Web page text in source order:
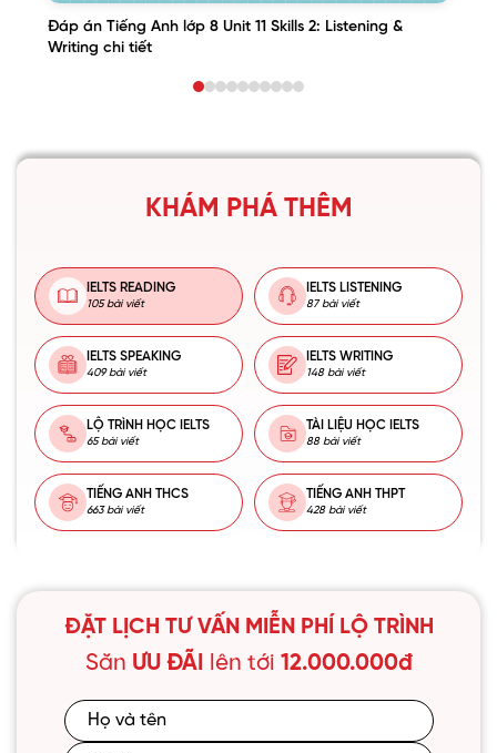
Đáp án Tiếng Anh lớp 8 Unit 11 Skills 2: Listening &
Writing chi tiết
KHÁM PHÁ THÊM
IELTS READING
105 bài viết
IELTS LISTENING
87 bài viết
IELTS SPEAKING
409 bài viết
IELTS WRITING
148 bài viết
LỘ TRÌNH HỌC IELTS
65 bài viết
TÀI LIỆU HỌC IELTS
88 bài viết
TIẾNG ANH THCS
663 bài viết
TIẾNG ANH THPT
428 bài viết
ĐẶT LỊCH TƯ VẤN MIỄN PHÍ LỘ TRÌNH
Săn ƯU ĐÃI lên tới 12.000.000đ